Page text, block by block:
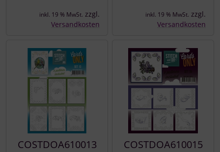
inkl. 19 % MwSt. zzgl.
Versandkosten
inkl. 19 % MwSt. zzgl.
Versandkosten
COSTDOA610013
COSTDOA610015